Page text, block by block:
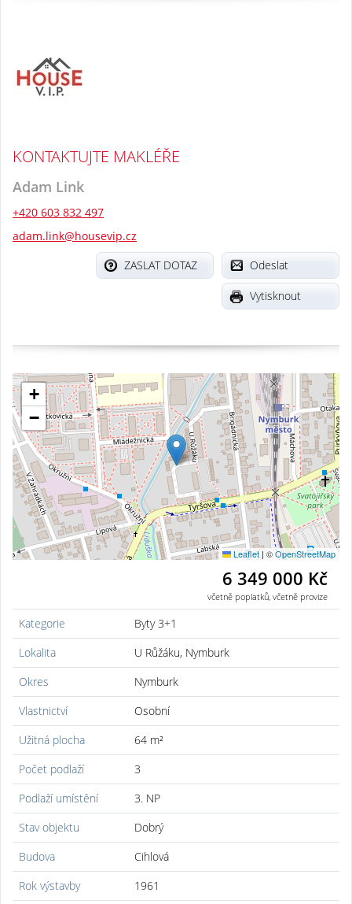
KONTAKTUJTE MAKLÉŘE
Adam Link
+420 603 832 497
adam.link@housevip.cz
Odeslat
ZASLAT DOTAZ
Vytisknout
+
−
Leaflet | ©OpenStreetMap
6 349 000 Kč
včetně poplatků, včetně provize
Kategorie
Byty 3+1
Lokalita
U Růžáku, Nymburk
Okres
Nymburk
Vlastnictví
Osobní
Užitná plocha
64 m²
Počet podlaží
3
Podlaží umístění
3. NP
Stav objektu
Dobrý
Budova
Cihlová
Rok výstavby
1961